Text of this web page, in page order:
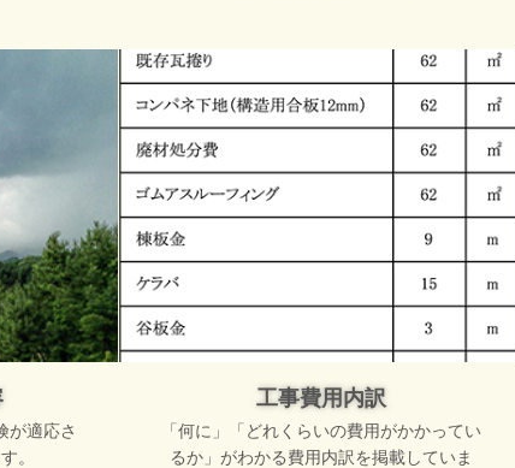
が適応さ
。
工事費用内訳
「何に」「どれくらいの費用がかかってい
るか」がわかる費用内訳を掲載していま